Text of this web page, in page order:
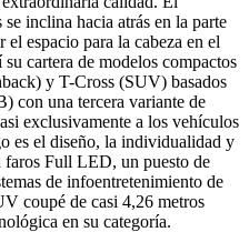
inclina hacia atrás en la parte
espacio para la cabeza en el
cartera de modelos compactos
y T-Cross (SUV) basados
con una tercera variante de
exclusivamente a los vehículos
es el diseño, la individualidad y
faros Full LED, un puesto de
de infoentretenimiento de
coupé de casi 4,26 metros
en su categoría.